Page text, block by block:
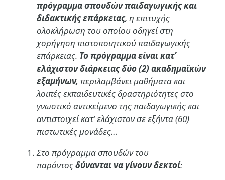
πρόγραμμα σπουδών παιδαγωγικής και
διδακτικής επάρκειας, η επιτυχής
ολοκλήρωση του οποίου οδηγεί στη
χορήγηση πιστοποιητικού παιδαγωγικής
επάρκειας. Το πρόγραμμα είναι κατ’
ελάχιστον διάρκειας δύο (2) ακαδημαϊκών
εξαμήνων, περιλαμβάνει μαθήματα και
λοιπές εκπαιδευτικές δραστηριότητες στο
γνωστικό αντικείμενο της παιδαγωγικής και
αντιστοιχεί κατ’ ελάχιστον σε εξήντα (60)
πιστωτικές μονάδες…
Στο πρόγραμμα σπουδών του
παρόντοςδύνανται να γίνουν δεκτοί: